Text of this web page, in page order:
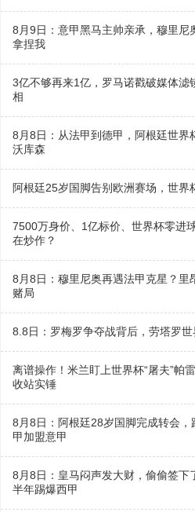
8月9日：意甲黑马主帅亲承，穆里尼
拿捏我
3亿不够再来1亿，罗马诺戳破媒体滤
相
8月8日：从法甲到德甲，阿根廷世界
沃库森
阿根廷25岁国脚告别欧洲赛场，世界
7500万身价、1亿标价、世界杯零进
在炒作？
8月8日：穆里尼奥再遇法甲克星？里
赌局
8.8日：罗梅罗争夺战背后，劳塔罗
离谱操作！米兰盯上世界杯“屠夫”帕
收站实锤
8月8日：阿根廷28岁国脚完成转会
甲加盟意甲
8月8日：皇马闷声发大财，偷偷签下
半年踢爆西甲